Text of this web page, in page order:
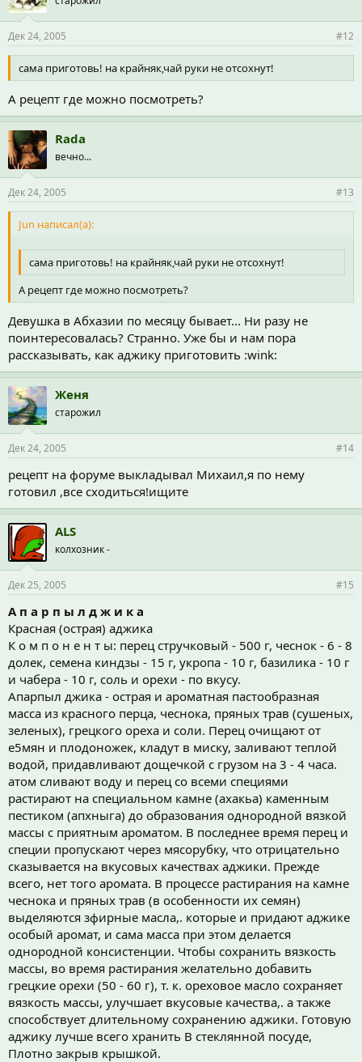
Дек 24, 2005 #12
сама приготовь! на крайняк,чай руки не отсохнут!
А рецепт где можно посмотреть?
Rada
вечно...
Дек 24, 2005 #13
Jun написал(а):
сама приготовь! на крайняк,чай руки не отсохнут!
А рецепт где можно посмотреть?
Девушка в Абхазии по месяцу бывает... Ни разу не
поинтересовалась? Странно. Уже бы и нам пора
рассказывать, как аджику приготовить :wink:
Женя
старожил
Дек 24, 2005 #14
рецепт на форуме выкладывал Михаил,я по нему
готовил ,все сходиться!ищите
ALS
колхозник -
Дек 25, 2005 #15
А п а р п ы л д ж и к а
Красная (острая) аджика
К о м п о н е н т ы: перец стручковый - 500 г, чеснок - 6 - 8
долек, семена киндзы - 15 г, укропа - 10 г, базилика - 10 г
и чабера - 10 г, соль и орехи - по вкусу.
Апарпыл джика - острая и ароматная пастообразная
масса из красного перца, чеснока, пряных трав (сушеных,
зеленых), грецкого ореха и соли. Перец очищают от
e5мян и плодоножек, кладут в миску, заливают теплой
водой, придавливают дощечкой с грузом на 3 - 4 часа.
атом сливают воду и перец со всеми специями
растирают на специальном камне (ахакьа) каменным
пестиком (апхныга) до образования однородной вязкой
массы с приятным ароматом. В последнее время перец и
специи пропускают через мясорубку, что отрицательно
сказывается на вкусовых качествах аджики. Прежде
всего, нет того аромата. В процессе растирания на камне
чеснока и пряных трав (в особенности их семян)
выделяются зфирные масла,. которые и придают аджике
особый аромат, и сама масса при этом делается
однородной консистенции. Чтобы сохранить вязкость
массы, во время растирания желательно добавить
грецкие орехи (50 - 60 г), т. к. ореховое масло сохраняет
вязкость массы, улучшает вкусовые качества,. а также
способствует длительному сохранению аджики. Готовую
аджику лучше всего хранить В стеклянной посуде,
Плотно закрыв крышкой.